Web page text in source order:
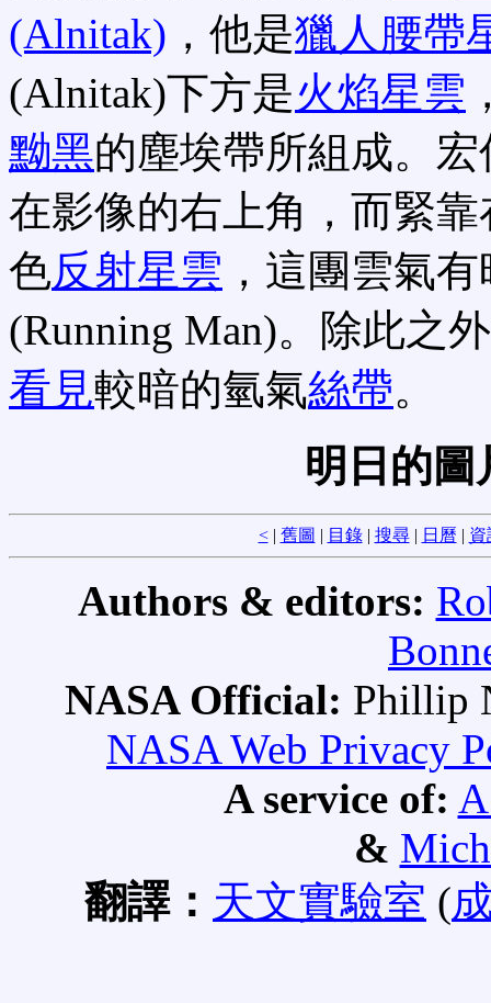
(Alnitak) ，他是獵人腰帶
(Alnitak)下方是火焰星雲
黝黑的塵埃帶所組成。宏
在影像的右上角，而緊
色反射星雲 ，這團雲氣
(Running Man)。除此之
看見較暗的氫氣絲帶。
明日的
<| 舊圖 | 目錄| 搜尋| 日曆 | 資
Authors & editors:
NASA Official: Phillip
NASA Web Privacy
A service of:
&
翻譯： 天文實驗室 (